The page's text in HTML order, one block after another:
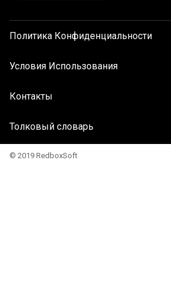
Политика Конфиденциальности
Условия Использования
Контакты
Толковый словарь
© 2019 RedboxSoft